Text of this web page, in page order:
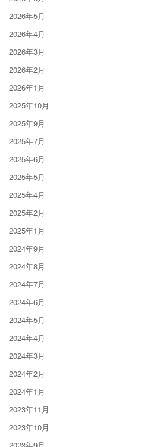
2026年5月
2026年4月
2026年3月
2026年2月
2026年1月
2025年10月
2025年9月
2025年7月
2025年6月
2025年5月
2025年4月
2025年2月
2025年1月
2024年9月
2024年8月
2024年7月
2024年6月
2024年5月
2024年4月
2024年3月
2024年2月
2024年1月
2023年11月
2023年10月